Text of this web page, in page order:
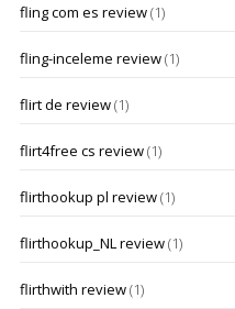
fling com es review(1)
fling-inceleme review(1)
flirt de review(1)
flirt4free cs review(1)
flirthookup pl review(1)
flirthookup_NL review(1)
flirthwith review(1)